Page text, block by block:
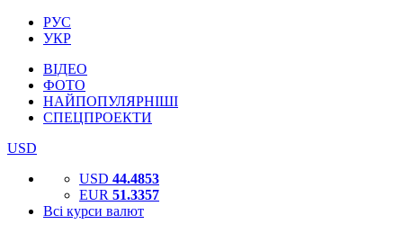
РУС
УКР
ВІДЕО
ФОТО
НАЙПОПУЛЯРНІШІ
СПЕЦПРОЕКТИ
USD
USD 44.4853
EUR 51.3357
Всі курси валют